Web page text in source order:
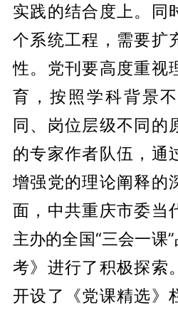
实践的结合度上。同
个系统工程，需要扩
性。党刊要高度重视
育，按照学科背景
同、岗位层级不同的
的专家作者队伍，通
增强党的理论阐释的
面，中共重庆市委当
主办的全国“三会一课
考》进行了积极探索
开设了《党课精选》